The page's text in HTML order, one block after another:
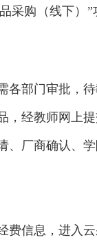
采购（线下
各部门审批，
，经教师网上
、厂商确认、
信息，进入